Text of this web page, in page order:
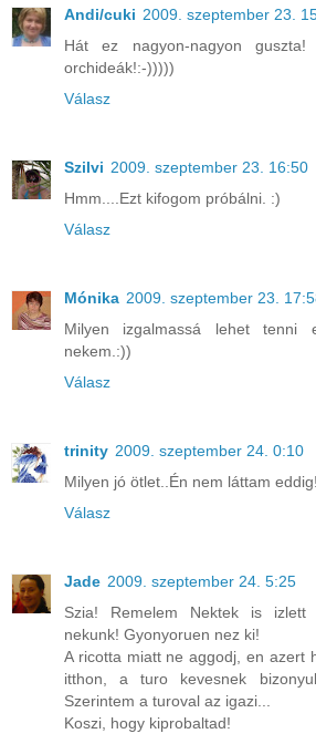
Andi/cuki 2009. szeptember 23.
Hát ez nagyon-nagyon
orchideák!:-)))))
Válasz
Szilvi 2009. szeptember 23. 16:50
Hmm....Ezt kifogom próbálni. :)
Válasz
Mónika 2009. szeptember 23.
Milyen izgalmassá lehet tenni
nekem.:))
Válasz
trinity 2009. szeptember 24. 0:10
Milyen jó ötlet..Én nem láttam eddig!
Válasz
Jade 2009. szeptember 24. 5:25
Szia! Remelem Nektek is izlett
nekunk! Gyonyoruen nez ki!
A ricotta miatt ne aggodj, en azert
itthon, a turo kevesnek
Szerintem a turoval az igazi...
Koszi, hogy kiprobaltad!